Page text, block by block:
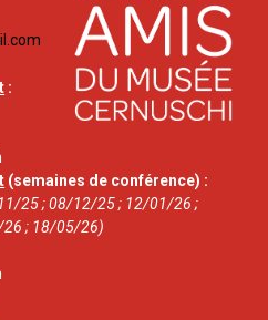
:
(semaines de conférence) :
25 ; 08/12/25 ; 12/01/26 ;
; 18/05/26)